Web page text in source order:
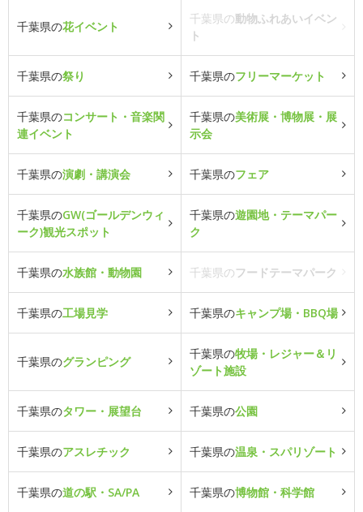
千葉県の花イベント
千葉県の動物ふれあいイベン
ト
千葉県の祭り 千葉県のフリーマーケット
千葉県のコンサート・音楽関
連イベント
千葉県の美術展・博物展・展
示会
千葉県の演劇・講演会 千葉県のフェア
千葉県のGW(ゴールデンウィ
ーク)観光スポット
千葉県の遊園地・テーマパー
ク
千葉県の水族館・動物園 千葉県のフードテーマパーク
千葉県の工場見学 千葉県のキャンプ場・BBQ場
千葉県のグランピング
千葉県の牧場・レジャー＆リ
ゾート施設
千葉県のタワー・展望台 千葉県の公園
千葉県のアスレチック 千葉県の温泉・スパリゾート
千葉県の道の駅・SA/PA 千葉県の博物館・科学館